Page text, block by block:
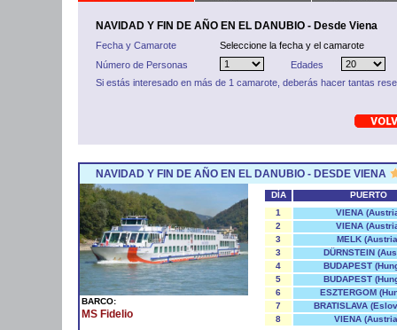
NAVIDAD Y FIN DE AÑO EN EL DANUBIO - Desde Viena
Fecha y Camarote
Seleccione la fecha y el camarote
Número de Personas
Edades
Si estás interesado en más de 1 camarote, deberás hacer tantas
NAVIDAD Y FIN DE AÑO EN EL DANUBIO - DESDE VIENA
BARCO:
MS Fidelio
DÍA
PUERTO
1
VIENA
2
VIENA
3
MELK
3
DÜRNSTEIN
4
BUDAPEST
5
BUDAPEST
6
ESZTERGOM
7
BRATISLAVA
8
VIENA